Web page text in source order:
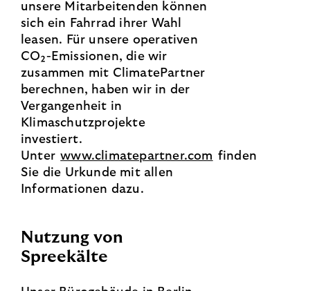
unsere Mitarbeitenden können
sich ein Fahrrad ihrer Wahl
leasen. Für unsere operativen
CO₂-Emissionen, die wir
zusammen mit ClimatePartner
berechnen, haben wir in der
Vergangenheit in
Klimaschutzprojekte
investiert.
Unter www.climatepartner.com finden
Sie die Urkunde mit allen
Informationen dazu.
Nutzung von
Spreekälte